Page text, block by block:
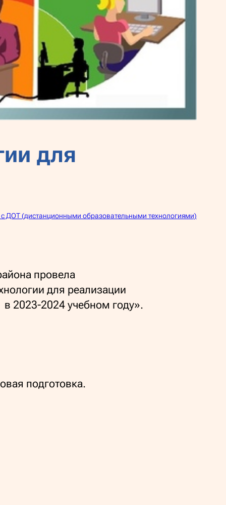
для
с ДОТ (дистанционными образовательными технологиями)
провела
для реализации
2023-2024 учебном году».
подготовка.